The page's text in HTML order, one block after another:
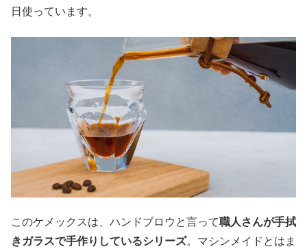
日使っています。
このケメックスは、ハンドブロウと言って職人さんが手拭
きガラスで手作りしているシリーズ。マシンメイドとはま